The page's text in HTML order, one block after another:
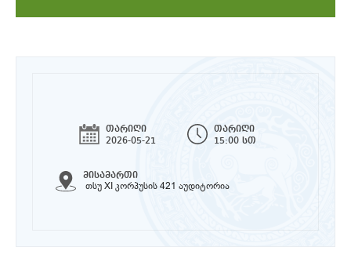
თარიღი
2026-05-21
თარიღი
15:00 სთ
მისამართი
თსუ XI კორპუსის 421 აუდიტორია